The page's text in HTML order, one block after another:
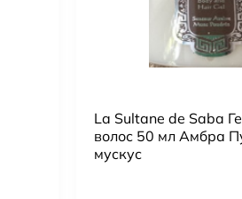
La Sultane de Saba
волос 50 мл Амбра
мускус